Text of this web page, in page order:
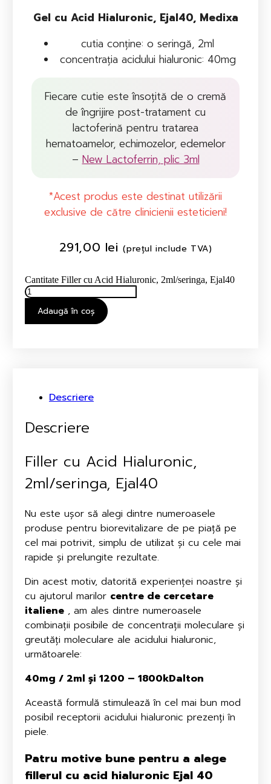
Gel cu Acid Hialuronic, Ejal40, Medixa
cutia conține: o seringă, 2ml
concentrația acidului hialuronic: 40mg
Fiecare cutie este însoțită de o cremă
de îngrijire post-tratament cu
lactoferină pentru tratarea
hematoamelor, echimozelor, edemelor
– New Lactoferrin, plic 3ml
*Acest produs este destinat utilizării
exclusive de către clinicienii esteticieni!
291,00 lei (prețul include TVA)
Cantitate Filler cu Acid Hialuronic, 2ml/seringa, Ejal40
Adaugă în coș
Descriere
Descriere
Filler cu Acid Hialuronic,
2ml/seringa, Ejal40
Nu este ușor să alegi dintre numeroasele
produse pentru biorevitalizare de pe piață pe
cel mai potrivit, simplu de utilizat și cu cele mai
rapide și prelungite rezultate.
Din acest motiv, datorită experienței noastre și
cu ajutorul marilor centre de cercetare
italiene, am ales dintre numeroasele
combinații posibile de concentrații moleculare și
greutăți moleculare ale acidului hialuronic,
următoarele:
40mg / 2ml și 1200 – 1800kDalton
Această formulă stimulează în cel mai bun mod
posibil receptorii acidului hialuronic prezenți în
piele.
Patru motive bunepentru a alege
fillerul cu acid hialuronic Ejal 40